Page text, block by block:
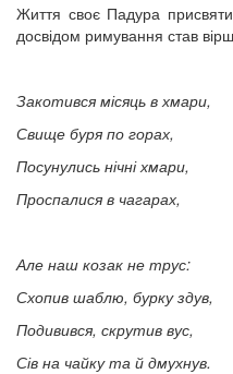
Життя своє Падура
досвідом римування став
Закотився місяць в хмари,
Свище буря по горах,
Посунулись нічні хмари,
Проспалися в чагарах,
Але наш козак не трус:
Схопив шаблю, бурку здув,
Подивився, скрутив вус,
Сів на чайку та й дмухнув.